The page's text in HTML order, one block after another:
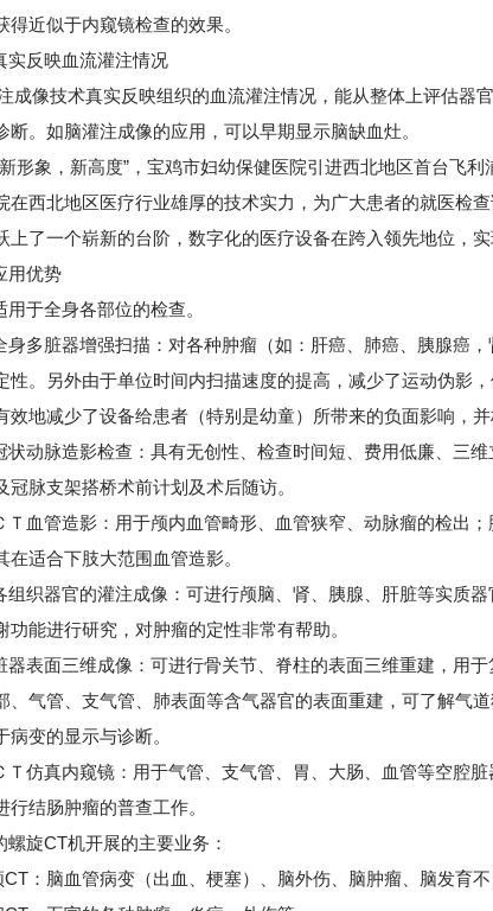
得近似于内窥镜检查的效果。
反映血流灌注情况
像技术真实反映组织的血流灌注情况，能从整体上评估器
断。如脑灌注成像的应用，可以早期显示脑缺血灶。
形象，新高度”，宝鸡市妇幼保健医院引进西北地区首台飞
在西北地区医疗行业雄厚的技术实力，为广大患者的就医检
上了一个崭新的台阶，数字化的医疗设备在跨入领先地位，实
优势
于全身各部位的检查。
多脏器增强扫描：对各种肿瘤（如：肝癌、肺癌、胰腺癌，
性。另外由于单位时间内扫描速度的提高，减少了运动伪影
效地减少了设备给患者（特别是幼童）所带来的负面影响，
脉造影检查：具有无创性、检查时间短、费用低廉、三维
冠脉支架搭桥术前计划及术后随访。
管造影：用于颅内血管畸形、血管狭窄、动脉瘤的检出；
在适合下肢大范围血管造影。
器官的灌注成像：可进行颅脑、肾、胰腺、肝脏等实质器
功能进行研究，对肿瘤的定性非常有帮助。
面三维成像：可进行骨关节、脊柱的表面三维重建，用于
、气管、支气管、肺表面等含气器官的表面重建，可了解气
病变的显示与诊断。
仿真内窥镜：用于气管、支气管、胃、大肠、血管等空腔脏
行结肠肿瘤的普查工作。
旋CT机开展的主要业务：
：脑血管病变（出血、梗塞）、脑外伤、脑肿瘤、脑发育不